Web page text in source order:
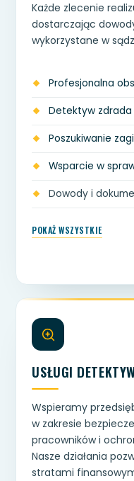
Każde zlecenie
dostarczając
wykorzystane w
Profesjonalna
Detektyw zdrada
Poszukiwanie
Wsparcie w
Dowody i
POKAŻ WSZYSTKIE
USŁUGI
Wspieramy
w zakresie
pracowników i
Nasze działania
stratami